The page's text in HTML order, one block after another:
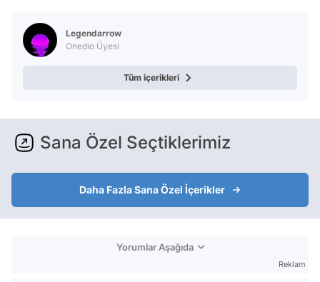
Legendarrow
Onedio Üyesi
Tüm içerikleri
Sana Özel Seçtiklerimiz
Daha Fazla Sana Özel İçerikler
Yorumlar Aşağıda
Reklam